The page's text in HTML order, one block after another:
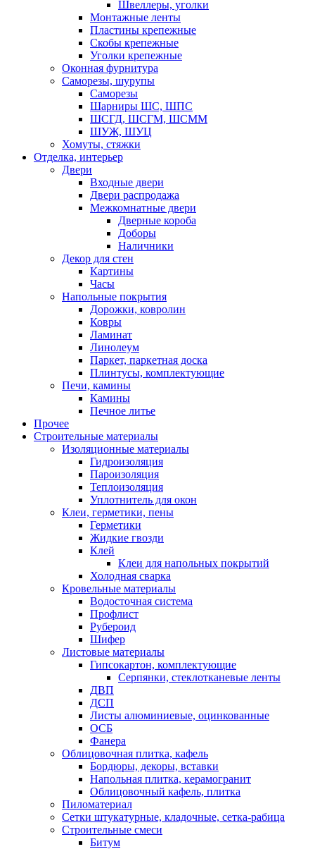
Швеллеры, уголки
Монтажные ленты
Пластины крепежные
Скобы крепежные
Уголки крепежные
Оконная фурнитура
Саморезы, шурупы
Саморезы
Шарниры ШС, ШПС
ШСГД, ШСГМ, ШСММ
ШУЖ, ШУЦ
Хомуты, стяжки
Отделка, интерьер
Двери
Входные двери
Двери распродажа
Межкомнатные двери
Дверные короба
Доборы
Наличники
Декор для стен
Картины
Часы
Напольные покрытия
Дорожки, ковролин
Ковры
Ламинат
Линолеум
Паркет, паркетная доска
Плинтусы, комплектующие
Печи, камины
Камины
Печное литье
Прочее
Строительные материалы
Изоляционные материалы
Гидроизоляция
Пароизоляция
Теплоизоляция
Уплотнитель для окон
Клеи, герметики, пены
Герметики
Жидкие гвозди
Клей
Клеи для напольных покрытий
Холодная сварка
Кровельные материалы
Водосточная система
Профлист
Рубероид
Шифер
Листовые материалы
Гипсокартон, комплектующие
Серпянки, стеклотканевые ленты
ДВП
ДСП
Листы алюминиевые, оцинкованные
ОСБ
Фанера
Облицовочная плитка, кафель
Бордюры, декоры, вставки
Напольная плитка, керамогранит
Облицовочный кафель, плитка
Пиломатериал
Сетки штукатурные, кладочные, сетка-рабица
Строительные смеси
Битум